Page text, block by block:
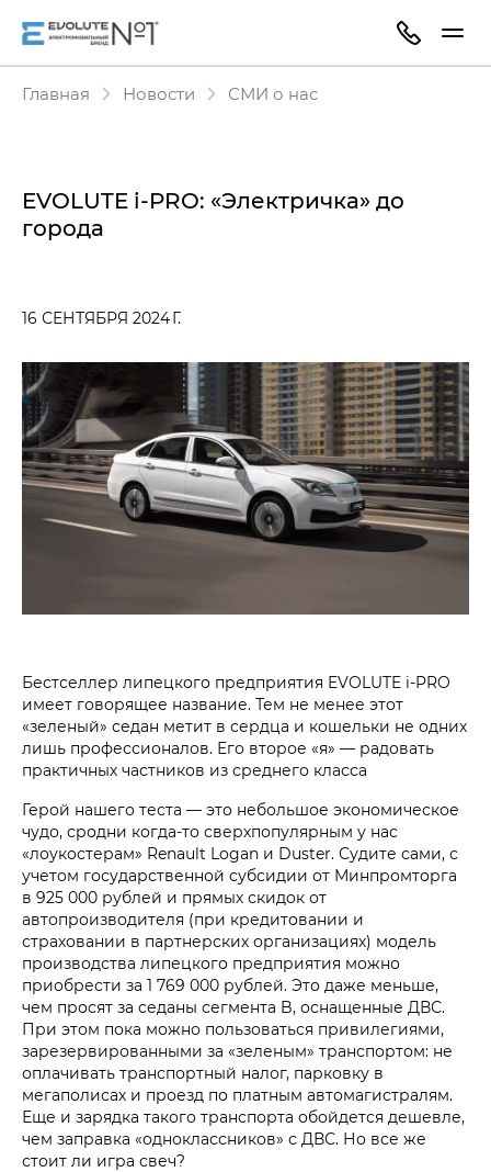
Главная Новости СМИ о нас
EVOLUTE i‑PRO: «Электричка» до
города
16 СЕНТЯБРЯ 2024 Г.
Бестселлер липецкого предприятия EVOLUTE i‑PRO
имеет говорящее название. Тем не менее этот
«зеленый» седан метит в сердца и кошельки не одних
лишь профессионалов. Его второе «я» — радовать
практичных частников из среднего класса
Герой нашего теста — это небольшое экономическое
чудо, сродни когда-то сверхпопулярным у нас
«лоукостерам» Renault Logan и Duster. Судите сами, с
учетом государственной субсидии от Минпромторга
в 925 000 рублей и прямых скидок от
автопроизводителя (при кредитовании и
страховании в партнерских организациях) модель
производства липецкого предприятия можно
приобрести за 1 769 000 рублей. Это даже меньше,
чем просят за седаны сегмента B, оснащенные ДВС.
При этом пока можно пользоваться привилегиями,
зарезервированными за «зеленым» транспортом: не
оплачивать транспортный налог, парковку в
мегаполисах и проезд по платным автомагистралям.
Еще и зарядка такого транспорта обойдется дешевле,
чем заправка «одноклассников» с ДВС. Но все же
стоит ли игра свеч?